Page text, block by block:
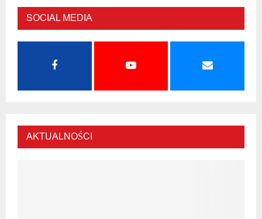
SOCIAL MEDIA
AKTUALNOŚCI